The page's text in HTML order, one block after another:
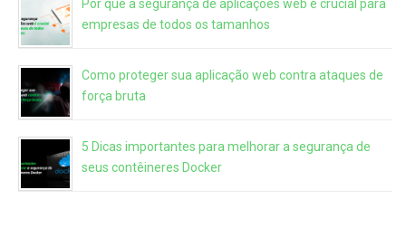
Por que a segurança de aplicações web é crucial para
empresas de todos os tamanhos
Como proteger sua aplicação web contra ataques de
força bruta
5 Dicas importantes para melhorar a segurança de
seus contêineres Docker